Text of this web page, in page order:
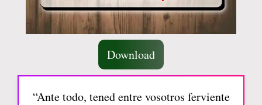
Download
“Ante todo, tened entre vosotros ferviente